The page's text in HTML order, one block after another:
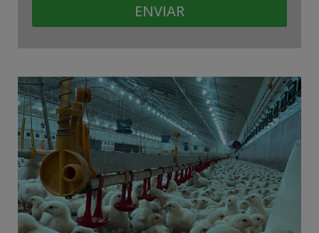
ENVIAR